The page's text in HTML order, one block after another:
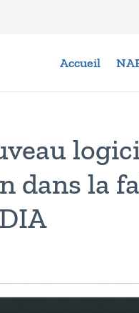
Accueil
dans la